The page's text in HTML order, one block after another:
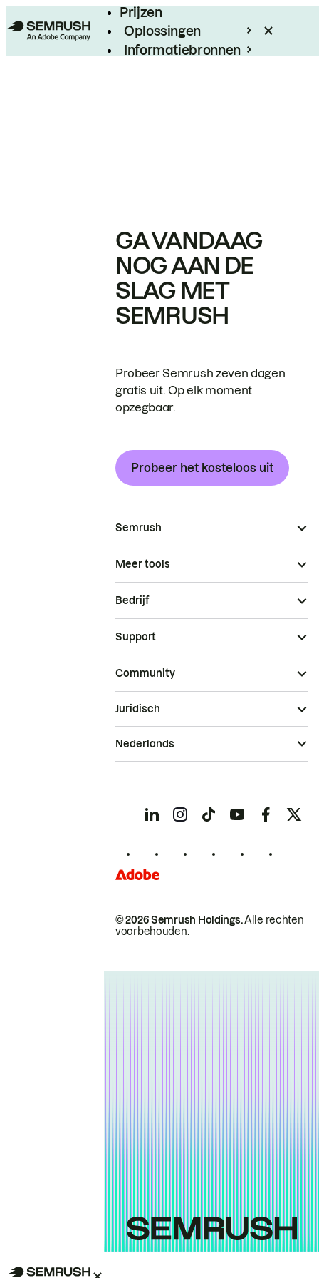
Prijzen
Oplossingen
Informatiebronnen
GA VANDAAG
NOG AAN DE
SLAG MET
SEMRUSH
Probeer Semrush zeven dagen
gratis uit. Op elk moment
opzegbaar.
Probeer het kosteloos uit
Semrush
Meer tools
Bedrijf
Support
Community
© 2026 Semrush Holdings.Alle rechten
voorbehouden.
Juridisch
Nederlands